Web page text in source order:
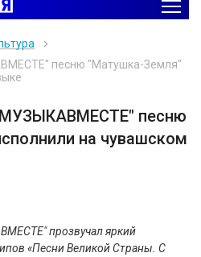
песню "Матушка-Земля"
песню
на чувашском
прозвучал яркий
«Песни Великой Страны. С